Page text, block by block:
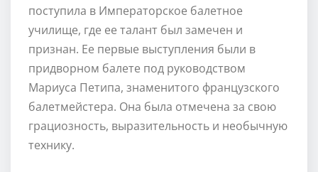
поступила в Императорское балетное
училище, где ее талант был замечен и
признан. Ее первые выступления были в
придворном балете под руководством
Мариуса Петипа, знаменитого французского
балетмейстера. Она была отмечена за свою
грациозность, выразительность и необычную
технику.